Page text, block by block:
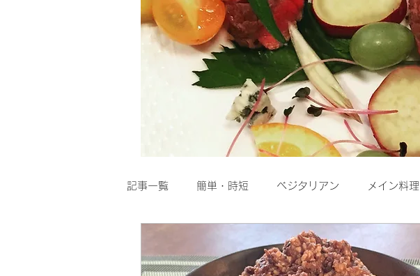
記事一覧 簡単・時短 ベジタリアン メイン料理
Dolce 保存食